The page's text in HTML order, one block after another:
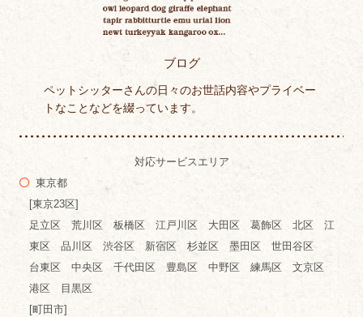
ブログ
ペットシッターさんの日々のお世話内容やプライベー
トなことなどを綴っています。
対応サービスエリア
東京都
[東京23区]
足立区 荒川区 板橋区 江戸川区 大田区 葛飾区 北区 江
東区 品川区 渋谷区 新宿区 杉並区 墨田区 世田谷区
台東区 中央区 千代田区 豊島区 中野区 練馬区 文京区
港区 目黒区
[町田市]